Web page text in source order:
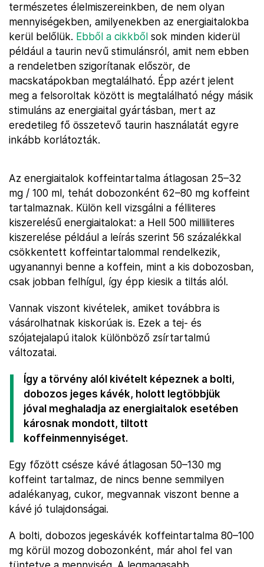
természetes élelmiszereinkben, de nem olyan
mennyiségekben, amilyenekben az energiaitalokba
kerül belőlük. Ebből a cikkből sok minden kiderül
például a taurin nevű stimulánsról, amit nem ebben
a rendeletben szigorítanak először, de
macskatápokban megtalálható. Épp azért jelent
meg a felsoroltak között is megtalálható négy másik
stimuláns az energiaital gyártásban, mert az
eredetileg fő összetevő taurin használatát egyre
inkább korlátozták.
Az energiaitalok koffeintartalma átlagosan 25–32
mg / 100 ml, tehát dobozonként 62–80 mg koffeint
tartalmaznak. Külön kell vizsgálni a félliteres
kiszerelésű energiaitalokat: a Hell 500 milliliteres
kiszerelése például a leírás szerint 56 százalékkal
csökkentett koffeintartalommal rendelkezik,
ugyanannyi benne a koffein, mint a kis dobozosban,
csak jobban felhígul, így épp kiesik a tiltás alól.
Vannak viszont kivételek, amiket továbbra is
vásárolhatnak kiskorúak is. Ezek a tej- és
szójatejalapú italok különböző zsírtartalmú
változatai.
Így a törvény alól kivételt képeznek a bolti,
dobozos jeges kávék, holott legtöbbjük
jóval meghaladja az energiaitalok esetében
károsnak mondott, tiltott
koffeinmennyiséget.
Egy főzött csésze kávé átlagosan 50–130 mg
koffeint tartalmaz, de nincs benne semmilyen
adalékanyag, cukor, megvannak viszont benne a
kávé jó tulajdonságai.
A bolti, dobozos jegeskávék koffeintartalma 80–100
mg körül mozog dobozonként, már ahol fel van